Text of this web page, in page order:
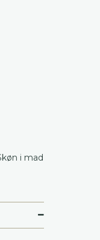
i mad